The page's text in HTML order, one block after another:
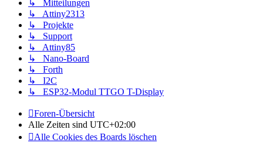
↳ Mitteilungen
↳ Attiny2313
↳ Projekte
↳ Support
↳ Attiny85
↳ Nano-Board
↳ Forth
↳ I2C
↳ ESP32-Modul TTGO T-Display
Foren-Übersicht
Alle Zeiten sind UTC+02:00
Alle Cookies des Boards löschen